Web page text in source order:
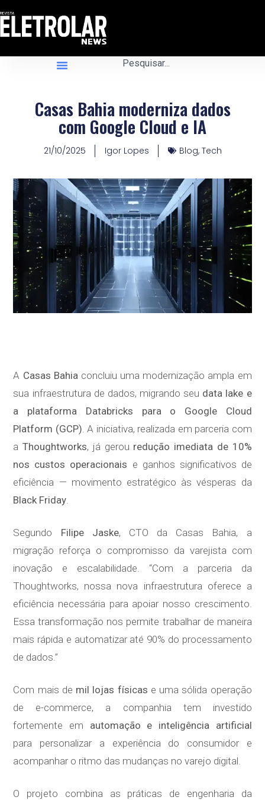
Casas Bahia moderniza dados
com Google Cloud e IA
21/10/2025 Igor Lopes Blog, Tech
A Casas Bahia concluiu uma modernização ampla em
sua infraestrutura de dados, migrando seu data lake e
a plataforma Databricks para o Google Cloud
Platform (GCP) . A iniciativa, realizada em parceria com
aThoughtworks, já gerou redução imediata de 10%
nos custos operacionais e ganhos significativos de
eficiência — movimento estratégico às vésperas da
Black Friday
Segundo Filipe Jaske, CTO da Casas Bahia, a
migração reforça o compromisso da varejista com
inovação e escalabilidade. “Com a parceria da
Thoughtworks, nossa nova infraestrutura oferece a
eficiência necessária para apoiar nosso crescimento.
Essa transformação nos permite trabalhar de maneira
mais rápida e automatizar até 90% do processamento
de dados.”
Com mais de mil lojas físicas e uma sólida operação
de e-commerce, a companhia tem investido
fortemente em automação e inteligência artificial
para personalizar a experiência do consumidor e
acompanhar o ritmo das mudanças no varejo digital.
O projeto combina as práticas de engenharia da